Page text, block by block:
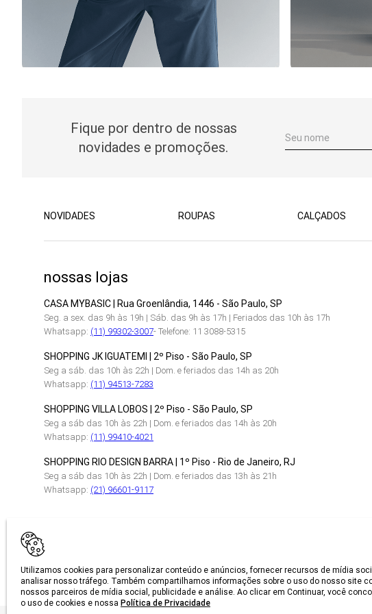
Utilizamos cookies para personalizar conteúdo e anúncios, fornecer recursos de mídia
analisar nosso tráfego. Também compartilhamos informações sobre o uso do nosso site
nossos parceiros de mídia social, publicidade e análise. Ao clicar em Continuar, você
o uso de cookies e nossa Política de Privacidade
Fique por dentro de nossas
novidades e promoções.
NOVIDADES ROUPAS CALÇADOS
nossas lojas
CASA MYBASIC | Rua Groenlândia, 1446 - São Paulo, SP
Seg. a sex. das 9h às 19h | Sáb. das 9h às 17h | Feriados das 10h às 17h
Whatsapp: (11) 99302-3007- Telefone: 11 3088-5315
SHOPPING JK IGUATEMI | 2º Piso - São Paulo, SP
Seg a sáb. das 10h às 22h | Dom. e feriados das 14h as 20h
Whatsapp: (11) 94513-7283
SHOPPING VILLA LOBOS | 2º Piso - São Paulo, SP
Seg a sáb das 10h às 22h | Dom. e feriados das 14h às 20h
Whatsapp: (11) 99410-4021
SHOPPING RIO DESIGN BARRA | 1º Piso - Rio de Janeiro, RJ
Seg a sáb das 10h às 22h | Dom. e feriados das 13h às 21h
Whatsapp: (21) 96601-9117